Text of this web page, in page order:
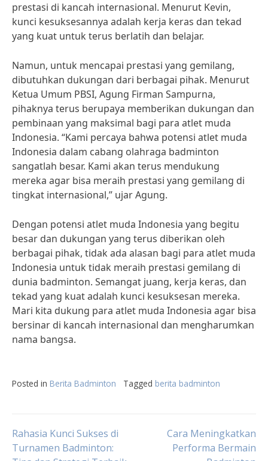
prestasi di kancah internasional. Menurut Kevin,
kunci kesuksesannya adalah kerja keras dan tekad
yang kuat untuk terus berlatih dan belajar.
Namun, untuk mencapai prestasi yang gemilang,
dibutuhkan dukungan dari berbagai pihak. Menurut
Ketua Umum PBSI, Agung Firman Sampurna,
pihaknya terus berupaya memberikan dukungan dan
pembinaan yang maksimal bagi para atlet muda
Indonesia. “Kami percaya bahwa potensi atlet muda
Indonesia dalam cabang olahraga badminton
sangatlah besar. Kami akan terus mendukung
mereka agar bisa meraih prestasi yang gemilang di
tingkat internasional,” ujar Agung.
Dengan potensi atlet muda Indonesia yang begitu
besar dan dukungan yang terus diberikan oleh
berbagai pihak, tidak ada alasan bagi para atlet muda
Indonesia untuk tidak meraih prestasi gemilang di
dunia badminton. Semangat juang, kerja keras, dan
tekad yang kuat adalah kunci kesuksesan mereka.
Mari kita dukung para atlet muda Indonesia agar bisa
bersinar di kancah internasional dan mengharumkan
nama bangsa.
Posted in Berita Badminton Tagged berita badminton
Post
Rahasia Kunci Sukses di
Turnamen Badminton:
Cara Meningkatkan
Performa Bermain